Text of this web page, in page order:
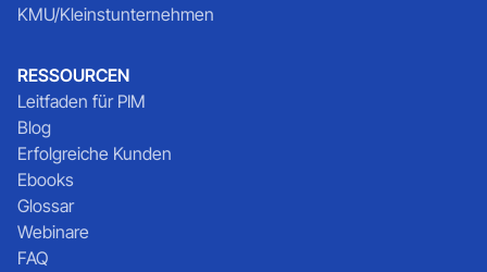
KMU/Kleinstunternehmen
RESSOURCEN
Leitfaden für PIM
Blog
Erfolgreiche Kunden
Ebooks
Glossar
Webinare
FAQ